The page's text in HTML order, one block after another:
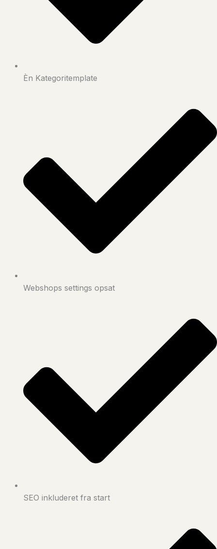
Èn Kategoritemplate
Webshops settings opsat
SEO inkluderet fra start